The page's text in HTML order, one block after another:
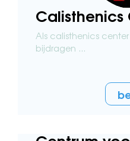
Calisthenics
Als calisthenics
bijdragen ...